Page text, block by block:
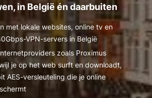
in België én daarbuiten
met lokale websites, online tv en
VPN-servers in België
zoals Proximus
je op het web surft en downloadt,
AES-versleuteling die je online